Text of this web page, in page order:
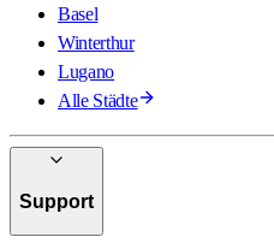
Basel
Winterthur
Lugano
Alle Städte
Support